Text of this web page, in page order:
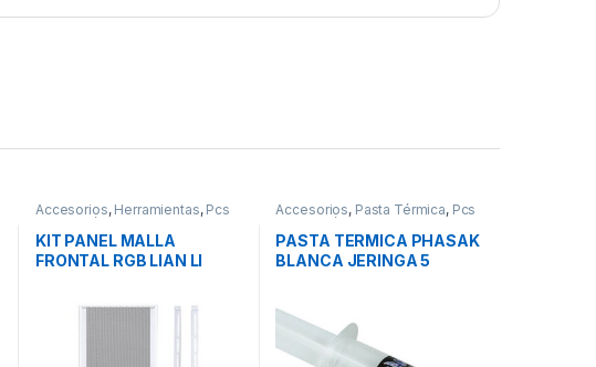
Accesorios, Herramientas, Pcs
Integración
KIT PANEL MALLA
FRONTAL RGB LIAN LI
Accesorios, Pasta Térmica, Pcs
Integración
PASTA TERMICA PHASAK
BLANCA JERINGA 5